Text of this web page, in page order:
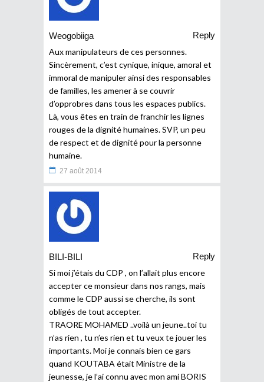
Weogobiiga
Reply
Aux manipulateurs de ces personnes.
Sincèrement, c’est cynique, inique, amoral et
immoral de manipuler ainsi des responsables
de familles, les amener à se couvrir
d’opprobres dans tous les espaces publics.
Là, vous êtes en train de franchir les lignes
rouges de la dignité humaines. SVP, un peu
de respect et de dignité pour la personne
humaine.
27 août 2014
BILI-BILI
Reply
Si moi j’étais du CDP , on l’allait plus encore
accepter ce monsieur dans nos rangs, mais
comme le CDP aussi se cherche, ils sont
obligés de tout accepter.
TRAORE MOHAMED ..voilà un jeune..toi tu
n’as rien , tu n’es rien et tu veux te jouer les
importants. Moi je connais bien ce gars
quand KOUTABA était Ministre de la
jeunesse, je l’ai connu avec mon ami BORIS